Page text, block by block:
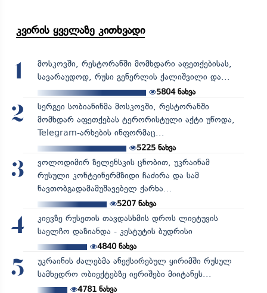
კვირის ყველაზე კითხვადი
1
მოსკოვში, რესტორანში მომხდარი აფეთქებისას,
სავარაუდოდ, რუსი გენერლის ქალიშვილი და...
5804ნახვა
2
სერგეი სობიანინმა მოსკოვში, რესტორანში
მომხდარ აფეთქებას ტერორისტული აქტი უწოდა,
Telegram-არხების ინფორმაც...
5225ნახვა
3
ვოლოდიმირ ზელენსკის ცნობით, უკრაინამ
რუსული კონტეინერმზიდი ჩაძირა და სამ
ნავთობგადამამუშავებელ ქარხა...
5207ნახვა
4
კიევზე რუსეთის თავდასხმის დროს ლიეტუვის
საელჩო დაზიანდა - კესტუტის ბუდრისი
4840ნახვა
5
უკრაინის ძალებმა ანექსირებულ ყირიმში რუსულ
სამხედრო ობიექტებზე იერიშები მიიტანეს...
4781ნახვა